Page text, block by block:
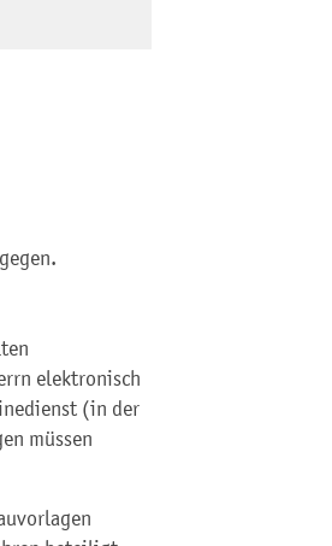
elektronisch
(in der
müssen